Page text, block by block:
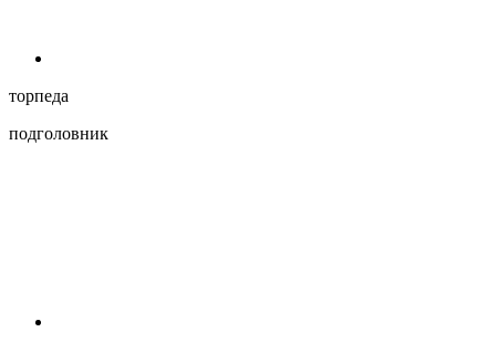
торпеда
подголовник